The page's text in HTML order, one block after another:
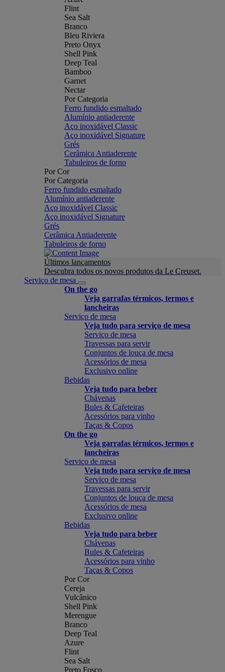
Flint
Sea Salt
Branco
Bleu Riviera
Preto Onyx
Shell Pink
Deep Teal
Bamboo
Garnet
Nectar
Por Categoria
Ferro fundido esmaltado
Alumínio antiaderente
Aço inoxidável Classic
Aço inoxidável Signature
Grés
Cerâmica Antiaderente
Tabuleiros de forno
Por Cor
Por Categoria
Ferro fundido esmaltado
Alumínio antiaderente
Aço inoxidável Classic
Aço inoxidável Signature
Grés
Cerâmica Antiaderente
Tabuleiros de forno
Últimos lançamentos
Descubra todos os novos produtos da Le Creuset.
Serviço de mesa
On the go
Veja garrafas térmicos, termos e
lancheiras
Serviço de mesa
Veja tudo para serviço de mesa
Serviço de mesa
Travessas para servir
Conjuntos de louça de mesa
Acessórios de mesa
Exclusivo online
Bebidas
Veja tudo para beber
Chávenas
Bules & Cafeteiras
Acessórios para vinho
Taças & Copos
On the go
Veja garrafas térmicos, termos e
lancheiras
Serviço de mesa
Veja tudo para serviço de mesa
Serviço de mesa
Travessas para servir
Conjuntos de louça de mesa
Acessórios de mesa
Exclusivo online
Bebidas
Veja tudo para beber
Chávenas
Bules & Cafeteiras
Acessórios para vinho
Taças & Copos
Por Cor
Cereja
Vulcânico
Shell Pink
Merengue
Branco
Deep Teal
Azure
Flint
Sea Salt
Preto Fosco